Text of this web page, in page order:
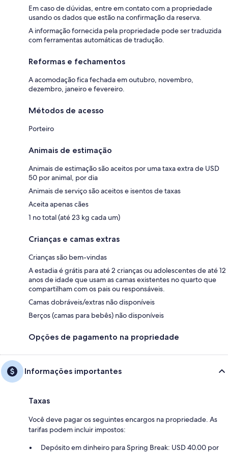
Em caso de dúvidas, entre em contato com a propriedade
usando os dados que estão na confirmação da reserva.
A informação fornecida pela propriedade pode ser traduzida
com ferramentas automáticas de tradução.
Reformas e fechamentos
A acomodação fica fechada em outubro, novembro,
dezembro, janeiro e fevereiro.
Métodos de acesso
Porteiro
Animais de estimação
Animais de estimação são aceitos por uma taxa extra de USD
50 por animal, por dia
Animais de serviço são aceitos e isentos de taxas
Aceita apenas cães
1 no total (até 23 kg cada um)
Crianças e camas extras
Crianças são bem-vindas
A estadia é grátis para até 2 crianças ou adolescentes de até 12
anos de idade que usam as camas existentes no quarto que
compartilham com os pais ou responsáveis.
Camas dobráveis/extras não disponíveis
Berços (camas para bebês) não disponíveis
Opções de pagamento na propriedade
Informações importantes
Taxas
Você deve pagar os seguintes encargos na propriedade. As
tarifas podem incluir impostos:
Depósito em dinheiro para Spring Break: USD 40.00 por